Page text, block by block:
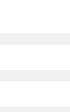
26.7cm